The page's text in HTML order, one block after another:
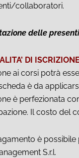
collaboratori.
delle
DI
ai corsi potrà
è da
è perfezionata
Il costo del
è
S.r.l.